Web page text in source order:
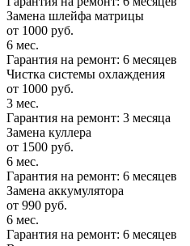
Замена шлейфа матрицы
от 1000 руб.
6 мес.
Гарантия на ремонт: 6 месяцев
Чистка системы охлаждения
от 1000 руб.
3 мес.
Гарантия на ремонт: 3 месяца
Замена куллера
от 1500 руб.
6 мес.
Гарантия на ремонт: 6 месяцев
Замена аккумулятора
от 990 руб.
6 мес.
Гарантия на ремонт: 6 месяцев